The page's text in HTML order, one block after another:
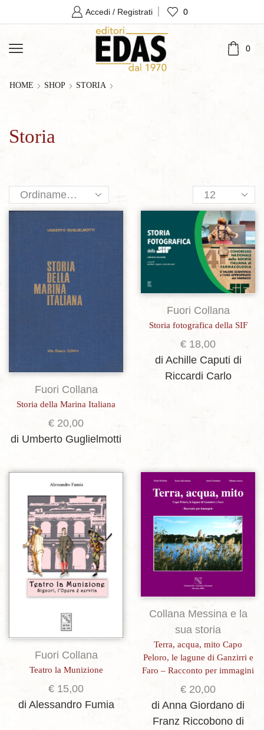
Accedi / Registrati 0
0
HOME SHOP STORIA
Storia
Products
per
page
Fuori Collana
Storia della Marina Italiana
€ 20,00
di Umberto Guglielmotti
Aggiungi alla lista dei desideri
Fuori Collana
Storia fotografica della SIF
€ 18,00
di Achille Caputi di
Riccardi Carlo
Aggiungi alla lista dei desideri
Fuori Collana
Teatro la Munizione
€ 15,00
di Alessandro Fumia
Aggiungi alla lista dei desideri
Collana Messina e la
sua storia
Terra, acqua, mito Capo
Peloro, le lagune di Ganzirri e
Faro – Racconto per immagini
€ 20,00
di Anna Giordano di
Franz Riccobono di